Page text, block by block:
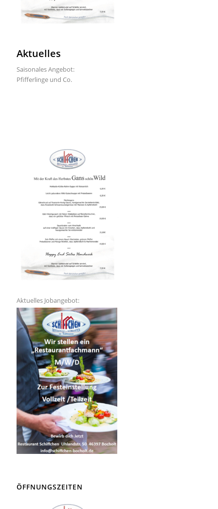
Aktuelles
Saisonales Angebot:
Pfifferlinge und Co.
Aktuelles Jobangebot:
ÖFFNUNGSZEITEN